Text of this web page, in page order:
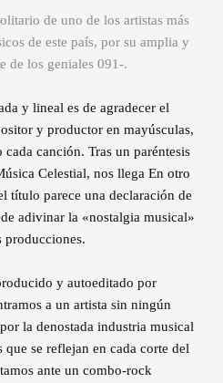
de uno de los artistas más
de este país, por su amplia y
de los geniales 091-.
y lineal es de agradecer el
y productor en mayúsculas,
canción. Tras un paréntesis
Celestial, nos llega En otro
título parece una declaración de
adivinar la «nostalgia musical»
producciones.
y autoeditado por
a un artista sin ningún
la denostada industria musical
que se reflejan en cada corte del
ante un combo-rock